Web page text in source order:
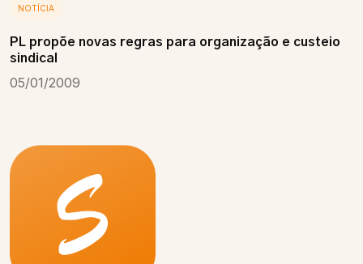
NOTÍCIA
PL propõe novas regras para organização e custeio
sindical
05/01/2009